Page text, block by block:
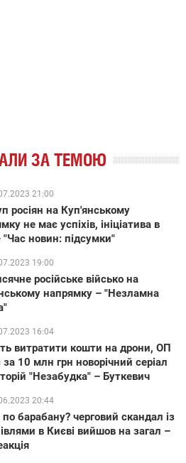
ЗА ТЕМОЮ
21:00
росіян на Куп'янському
не має успіхів, ініціатива в
новин: підсумки"
19:00
російське військо на
напрямку – "Незламна
16:04
витратити кошти на дрони, ОП
за 10 млн грн новорічний серіал
"Незабудка" – Буткевич
20:44
по барабану? черговий скандал із
в Києві вийшов на загал –